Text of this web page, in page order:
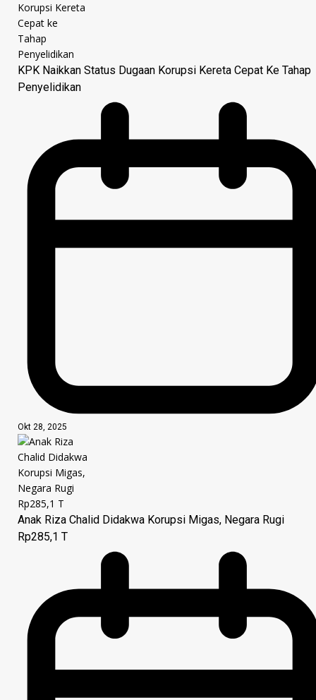
KPK Naikkan Status Dugaan Korupsi Kereta Cepat Ke Tahap
Penyelidikan
Okt 28, 2025
Anak Riza Chalid Didakwa Korupsi Migas, Negara Rugi
Rp285,1 T